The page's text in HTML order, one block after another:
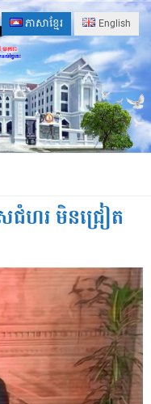
ភាសាខ្មែរ English
សជំហរ មិនជ្រៀត